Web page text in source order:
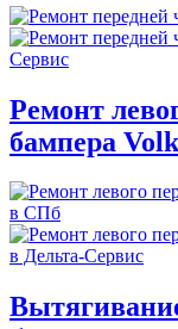
Ремонт
бампера